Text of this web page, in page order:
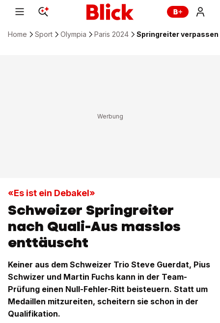
Home Sport Olympia Paris 2024 Springreiter verpassen
«Es ist ein Debakel»
Schweizer Springreiter
nach Quali-Aus masslos
enttäuscht
Keiner aus dem Schweizer Trio Steve Guerdat, Pius
Schwizer und Martin Fuchs kann in der Team-
Prüfung einen Null-Fehler-Ritt beisteuern. Statt um
Medaillen mitzureiten, scheitern sie schon in der
Qualifikation.